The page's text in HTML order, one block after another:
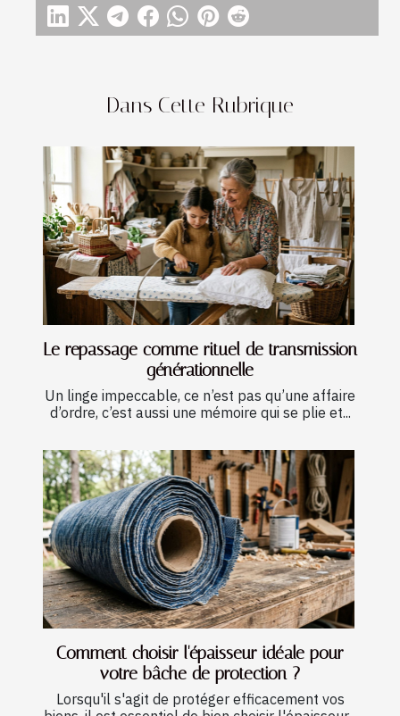
Dans Cette Rubrique
Le repassage comme rituel de transmission
générationnelle
Un linge impeccable, ce n’est pas qu’une affaire
d’ordre, c’est aussi une mémoire qui se plie et...
Comment choisir l'épaisseur idéale pour
votre bâche de protection ?
Lorsqu'il s'agit de protéger efficacement vos